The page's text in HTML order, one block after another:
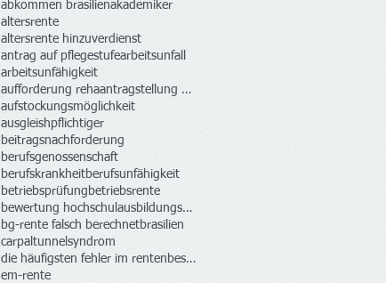
abkommen brasilienakademiker
altersrente
altersrente hinzuverdienst
antrag auf pflegestufearbeitsunfall
arbeitsunfähigkeit
aufforderung rehaantragstellung krankenkasse
aufstockungsmöglichkeit
ausgleishpflichtiger
beitragsnachforderung
berufsgenossenschaft
berufskrankheitberufsunfähigkeit
betriebsprüfung betriebsrente
bewertung hochschulausbildungszeiten rechtswidrig
bg-rente falsch berechnetbrasilien
carpaltunnelsyndrom
die häufigsten fehler im rentenbescheid
em-rente